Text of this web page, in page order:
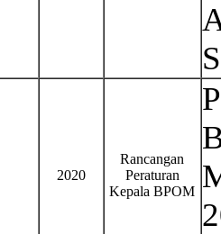
2020
Rancangan
Peraturan
Kepala BPOM